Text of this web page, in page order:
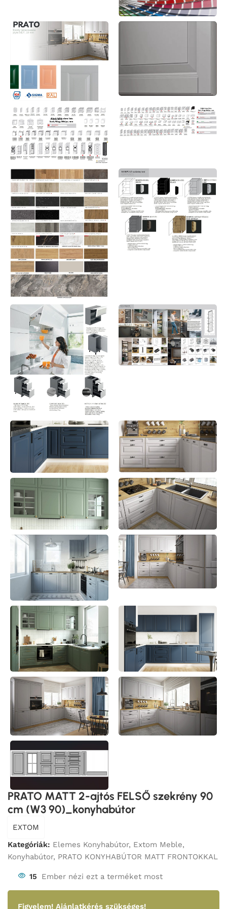
PRATO MATT 2-ajtós FELSŐ szekrény 90
cm (W3 90)_konyhabútor
EXTOM
Kategóriák: Elemes Konyhabútor, Extom Meble,
Konyhabútor, PRATO KONYHABÚTOR MATT FRONTOKKAL
15 Ember nézi ezt a terméket most
Figyelem! Ajánlatkérés szükséges!